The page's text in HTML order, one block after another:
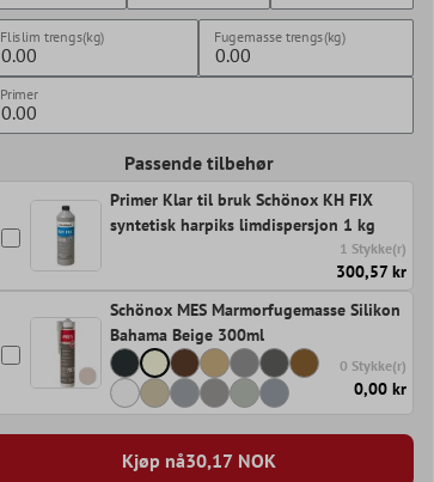
Flislim trengs(kg) Fugemasse trengs(kg)
Primer
Passende tilbehør
Primer Klar til bruk Schönox KH FIX
syntetisk harpiks limdispersjon 1 kg
1 Stykke(r)
300,57 kr
Schönox MES Marmorfugemasse Silikon
Bahama Beige 300ml
0 Stykke(r)
0,00 kr
Kjøp nå30,17 NOK